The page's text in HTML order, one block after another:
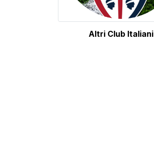
Altri Club Italiani